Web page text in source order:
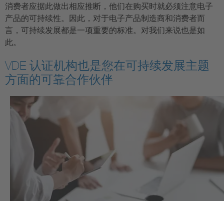
消费者应据此做出相应推断，他们在购买时就必须注意电子
产品的可持续性。因此，对于电子产品制造商和消费者而
言，可持续发展都是一项重要的标准。对我们来说也是如
此。
VDE 认证机构也是您在可持续发展主题
方面的可靠合作伙伴